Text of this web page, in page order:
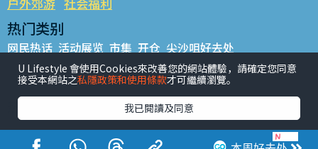
热门类别
网民热话 活动展览 市集 开仓 尖沙咀好去处
铜锣湾好去处 元朗好去处 荃湾好去处 旺角好去处 社会
餐厅情报 户外郊游
热门标签
#UGO揾好去处 #人气活动推介 #美食社群热话
#亲子玩乐好去处
#ULifestyle应用程式 #限时抢
U Lifestyle 會使用Cookies來改善您的網站體驗，請確定您同意
接受本網站之私隱政策和使用條款才可繼續瀏覽。
我已閱讀及同意